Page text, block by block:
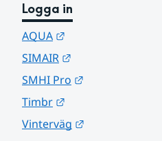
Logga in
AQUA
SIMAIR
SMHI Pro
Timbr
Vinterväg